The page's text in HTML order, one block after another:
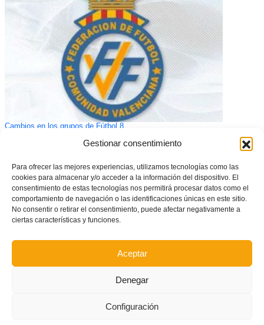
Gestionar consentimiento
Para ofrecer las mejores experiencias, utilizamos tecnologías como las
cookies para almacenar y/o acceder a la información del dispositivo. El
consentimiento de estas tecnologías nos permitirá procesar datos como el
comportamiento de navegación o las identificaciones únicas en este sitio.
No consentir o retirar el consentimiento, puede afectar negativamente a
ciertas características y funciones.
Aceptar
Denegar
Configuración
Cambios en los grupos de Fútbol 8
La Selección Alevín femenina jugará un amistoso en Villena